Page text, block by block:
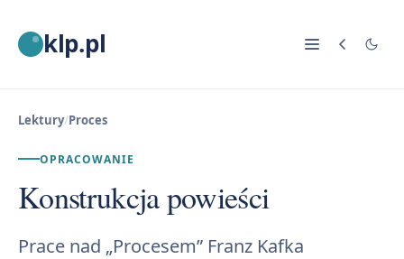
klp.pl
Lektury/Proces
OPRACOWANIE
Konstrukcja powieści
Prace nad „Procesem” Franz Kafka